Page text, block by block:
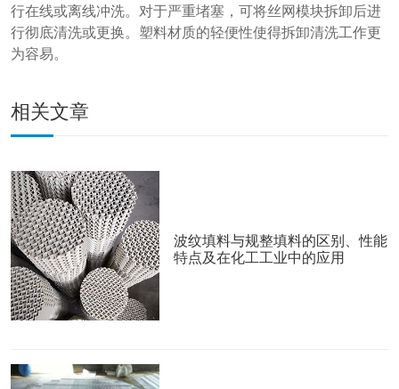
行在线或离线冲洗。对于严重堵塞，可将丝网模块拆卸后进
行彻底清洗或更换。塑料材质的轻便性使得拆卸清洗工作更
为容易。
相关文章
波纹填料与规整填料的区别、性能
特点及在化工工业中的应用